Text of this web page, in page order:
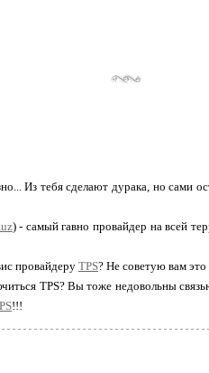
Из тебя сделают дурака, но
) - самый гавно провайдер на всей
провайдеру TPS? Не советую вам это
TPS? Вы тоже недовольны
!!!